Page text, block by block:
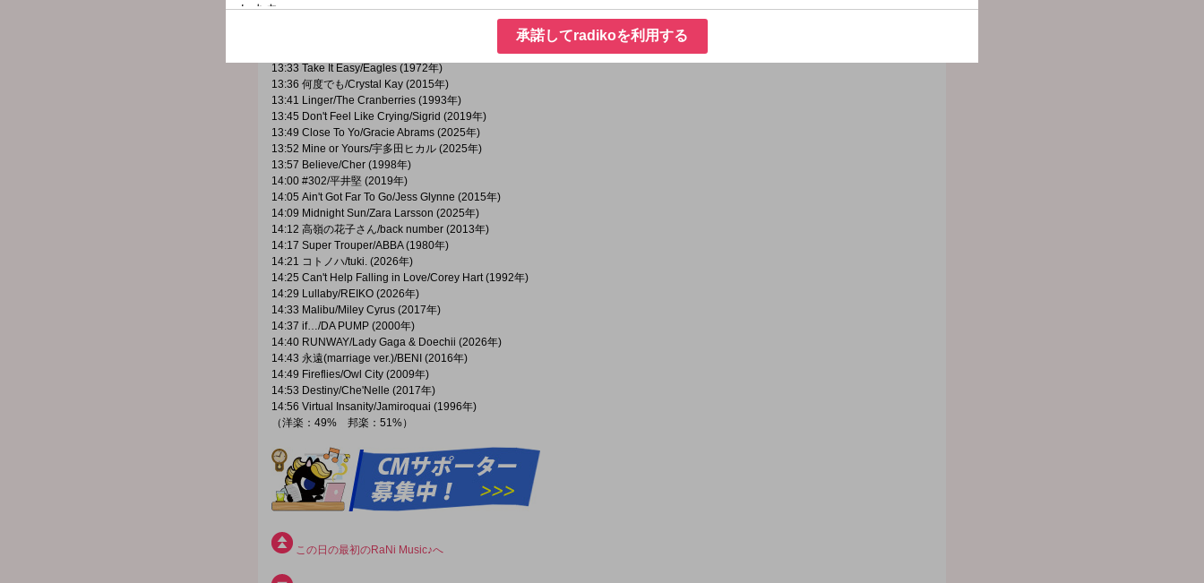
13:17 カラーバリエーション/ケツメイシ (2016年)
13:33 Take It Easy/Eagles (1972年)
13:36 何度でも/Crystal Kay (2015年)
13:41 Linger/The Cranberries (1993年)
13:45 Don't Feel Like Crying/Sigrid (2019年)
13:49 Close To Yo/Gracie Abrams (2025年)
13:52 Mine or Yours/宇多田ヒカル (2025年)
13:57 Believe/Cher (1998年)
14:00 #302/平井堅 (2019年)
14:05 Ain't Got Far To Go/Jess Glynne (2015年)
14:09 Midnight Sun/Zara Larsson (2025年)
14:12 高嶺の花子さん/back number (2013年)
14:17 Super Trouper/ABBA (1980年)
14:21 コトノハ/tuki. (2026年)
14:25 Can't Help Falling in Love/Corey Hart (1992年)
14:29 Lullaby/REIKO (2026年)
14:33 Malibu/Miley Cyrus (2017年)
14:37 if…/DA PUMP (2000年)
14:40 RUNWAY/Lady Gaga & Doechii (2026年)
14:43 永遠(marriage ver.)/BENI (2016年)
14:49 Fireflies/Owl City (2009年)
14:53 Destiny/Che'Nelle (2017年)
14:56 Virtual Insanity/Jamiroquai (1996年)
（洋楽：49% 邦楽：51%）
この日の最初のRaNi Music♪へ
承諾してradikoを利用する